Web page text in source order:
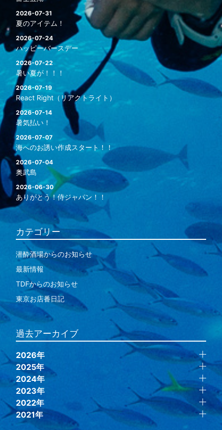
2026-07-31
夏のアイテム！
2026-07-24
ハッピーバースデー
2026-07-22
暑い夏が！！！
2026-07-19
React Right（リアクトライト）
2026-07-14
暑気払い！
2026-07-07
海へのお誘い作成スタート！！
2026-07-04
奥武島
2026-06-30
ありがとう！侍ジャパン！！
カテゴリー
潜酔酒場からのお知らせ
最新情報
TDFからのお知らせ
東京お店番日記
過去アーカイブ
2026年
2025年
2024年
2023年
2022年
2021年